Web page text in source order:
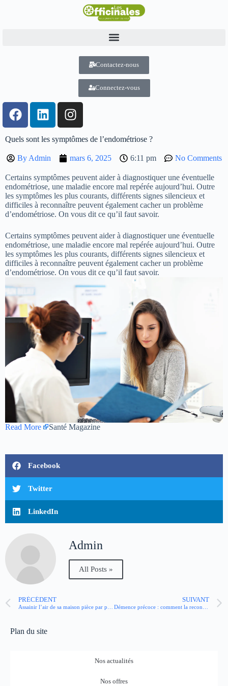
Contactez-nous
Connectez-vous
Quels sont les symptômes de l’endométriose ?
ByAdmin mars 6, 2025 6:11 pm No Comments
Certains symptômes peuvent aider à diagnostiquer une éventuelle
endométriose, une maladie encore mal repérée aujourd’hui. Outre
les symptômes les plus courants, différents signes silencieux et
difficiles à reconnaître peuvent également cacher un problème
d’endométriose. On vous dit ce qu’il faut savoir.
Certains symptômes peuvent aider à diagnostiquer une éventuelle
endométriose, une maladie encore mal repérée aujourd’hui. Outre
les symptômes les plus courants, différents signes silencieux et
difficiles à reconnaître peuvent également cacher un problème
d’endométriose. On vous dit ce qu’il faut savoir.
Read More Santé Magazine
Facebook
Twitter
LinkedIn
Admin
All Posts »
PRÉCÉDENT SUIVANT
Plan du site
Nos actualités
Nos offres